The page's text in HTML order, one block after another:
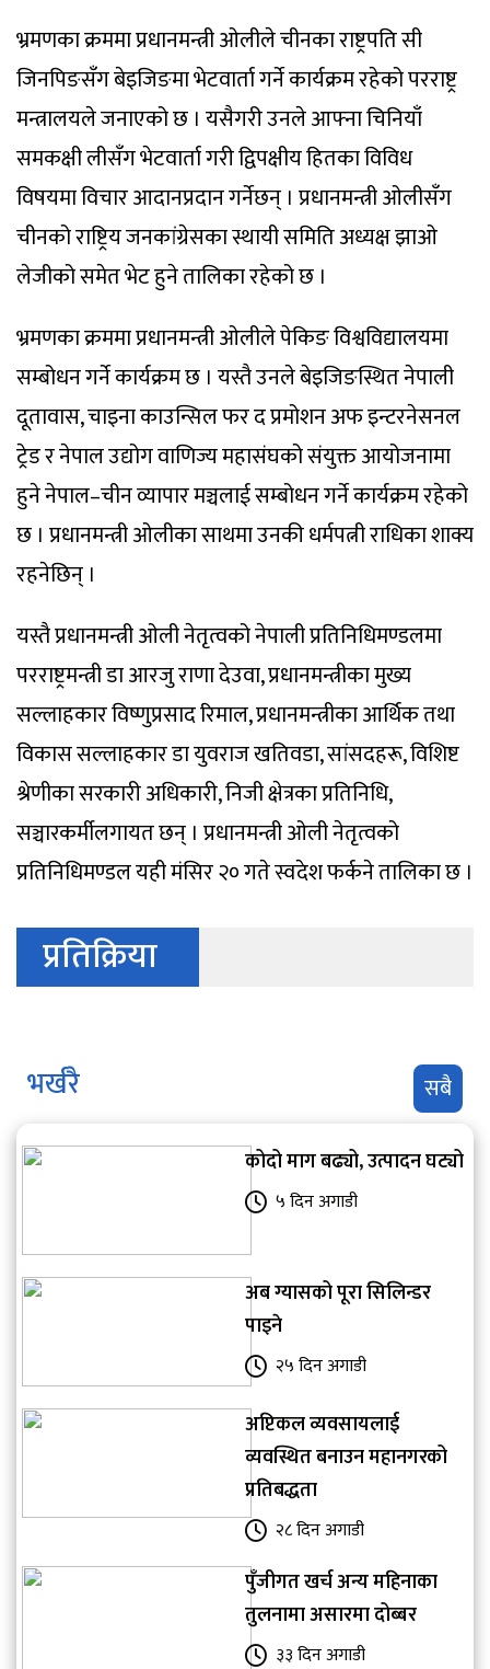
भ्रमणका क्रममा प्रधानमन्त्री ओलीले चीनका राष्ट्रपति सी
जिनपिङसँग बेइजिङमा भेटवार्ता गर्ने कार्यक्रम रहेको परराष्ट्र
मन्त्रालयले जनाएको छ । यसैगरी उनले आफ्ना चिनियाँ
समकक्षी लीसँग भेटवार्ता गरी द्विपक्षीय हितका विविध
विषयमा विचार आदानप्रदान गर्नेछन् । प्रधानमन्त्री ओलीसँग
चीनको राष्ट्रिय जनकांग्रेसका स्थायी समिति अध्यक्ष झाओ
लेजीको समेत भेट हुने तालिका रहेको छ ।
भ्रमणका क्रममा प्रधानमन्त्री ओलीले पेकिङ विश्वविद्यालयमा
सम्बोधन गर्ने कार्यक्रम छ । यस्तै उनले बेइजिङस्थित नेपाली
दूतावास, चाइना काउन्सिल फर द प्रमोशन अफ इन्टरनेसनल
ट्रेड र नेपाल उद्योग वाणिज्य महासंघको संयुक्त आयोजनामा
हुने नेपाल–चीन व्यापार मञ्चलाई सम्बोधन गर्ने कार्यक्रम रहेको
छ । प्रधानमन्त्री ओलीका साथमा उनकी धर्मपत्नी राधिका शाक्य
रहनेछिन् ।
यस्तै प्रधानमन्त्री ओली नेतृत्वको नेपाली प्रतिनिधिमण्डलमा
परराष्ट्रमन्त्री डा आरजु राणा देउवा, प्रधानमन्त्रीका मुख्य
सल्लाहकार विष्णुप्रसाद रिमाल, प्रधानमन्त्रीका आर्थिक तथा
विकास सल्लाहकार डा युवराज खतिवडा, सांसदहरू, विशिष्ट
श्रेणीका सरकारी अधिकारी, निजी क्षेत्रका प्रतिनिधि,
सञ्चारकर्मीलगायत छन् । प्रधानमन्त्री ओली नेतृत्वको
प्रतिनिधिमण्डल यही मंसिर २० गते स्वदेश फर्कने तालिका छ ।
प्रतिक्रिया
भर्खरै सबै
कोदो माग बढ्यो, उत्पादन घट्यो
५ दिन अगाडी
अब ग्यासको पूरा सिलिन्डर
पाइने
२५ दिन अगाडी
अप्टिकल व्यवसायलाई
व्यवस्थित बनाउन महानगरको
प्रतिबद्धता
२८ दिन अगाडी
पुँजीगत खर्च अन्य महिनाका
तुलनामा असारमा दोब्बर
३३ दिन अगाडी